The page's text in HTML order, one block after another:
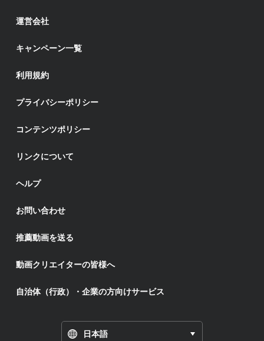
運営会社
キャンペーン一覧
利用規約
プライバシーポリシー
コンテンツポリシー
リンクについて
ヘルプ
お問い合わせ
推薦動画を送る
動画クリエイターの皆様へ
自治体（行政）・企業の方向けサービス
日本語